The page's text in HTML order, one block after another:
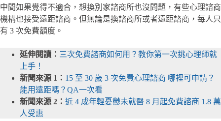
中間如果覺得不適合，想換別家諮商所也沒問題，有些心理諮商
機構也接受遠距諮商。但無論是換諮商所或者遠距諮商，每人只
有 3 次免費額度。
延伸閱讀： 三次免費諮商如何用？教你第一次挑心理師就
上手！
新聞來源 1： 15 至 30 歲 3 次免費心理諮商 哪裡可申請？
能用遠距嗎？QA一次看
新聞來源 2： 近 4 成年輕憂鬱未就醫 8 月起免費諮商 1.8 萬
人受惠